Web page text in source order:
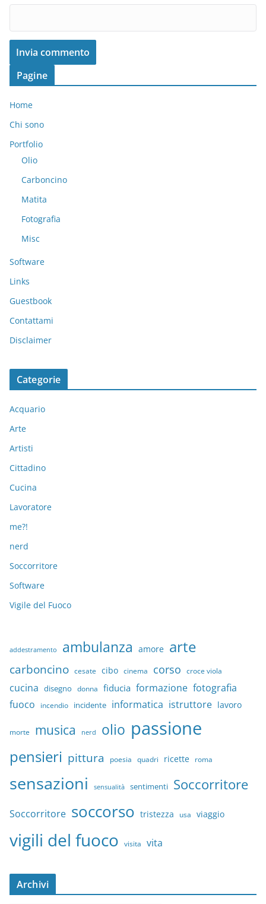
Pagine
Home
Chi sono
Portfolio
Olio
Carboncino
Matita
Fotografia
Misc
Software
Links
Guestbook
Contattami
Disclaimer
Categorie
Acquario
Arte
Artisti
Cittadino
Cucina
Lavoratore
me?!
nerd
Soccorritore
Software
Vigile del Fuoco
addestramento ambulanza amore arte
carboncino cesate cibo cinema corso croce viola
cucina disegno donna fiducia formazione fotografia
fuoco
incendio incidente informatica istruttore lavoro
morte musica nerd olio passione
pensieri pittura poesia quadri ricette roma
sensazioni sensualità sentimenti Soccorritore
Soccorritore soccorso tristezza usa viaggio
vigili del fuoco visita vita
Archivi